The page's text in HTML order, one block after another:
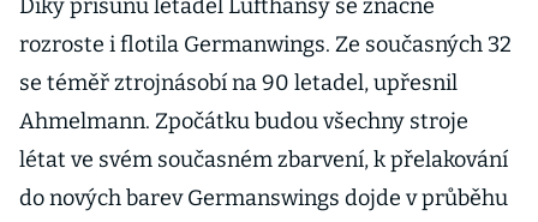
Díky přísunu letadel Lufthansy se značně
rozroste i flotila Germanwings. Ze současných 32
se téměř ztrojnásobí na 90 letadel, upřesnil
Ahmelmann. Zpočátku budou všechny stroje
létat ve svém současném zbarvení, k přelakování
do nových barev Germanswings dojde v průběhu